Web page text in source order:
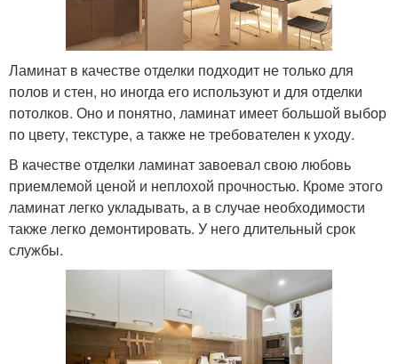
Ламинат в качестве отделки подходит не только для
полов и стен, но иногда его используют и для отделки
потолков. Оно и понятно, ламинат имеет большой выбор
по цвету, текстуре, а также не требователен к уходу.
В качестве отделки ламинат завоевал свою любовь
приемлемой ценой и неплохой прочностью. Кроме этого
ламинат легко укладывать, а в случае необходимости
также легко демонтировать. У него длительный срок
службы.